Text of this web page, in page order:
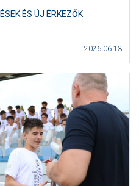
ÉS ÚJ ÉRKEZŐK
2026.06.13